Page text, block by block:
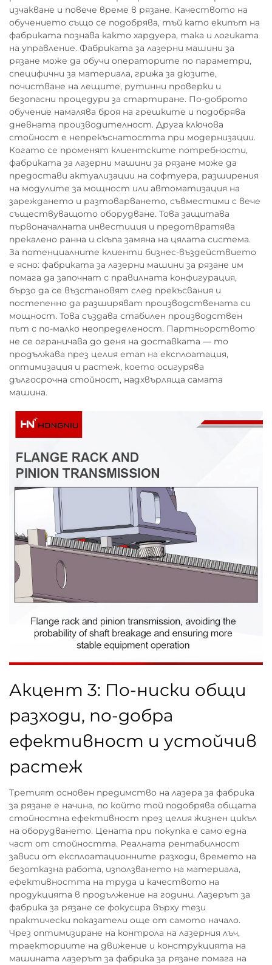
изчакване и повече време в рязане. Качеството на
обучението също се подобрява, тъй като екипът на
фабриката познава както хардуера, така и логиката
на управление. Фабриката за лазерни машини за
рязане може да обучи операторите по параметри,
специфични за материала, грижа за дюзите,
почистване на лещите, рутинни проверки и
безопасни процедури за стартиране. По-доброто
обучение намалява броя на грешките и подобрява
дневната производителност. Друга ключова
стойност е непрекъснатостта при модернизации.
Когато се променят клиентските потребности,
фабриката за лазерни машини за рязане може да
предостави актуализации на софтуера, разширения
на модулите за мощност или автоматизация на
зареждането и разтоварването, съвместими с вече
съществуващото оборудване. Това защитава
първоначалната инвестиция и предотвратява
прекалено ранна и скъпа замяна на цялата система.
За потенциалните клиенти бизнес-въздействието
е ясно: фабриката за лазерни машини за рязане им
помага да започнат с правилната конфигурация,
бързо да се възстановят след прекъсвания и
постепенно да разширяват производствената си
мощност. Това създава стабилен производствен
път с по-малко неопределеност. Партньорството
не се ограничава до деня на доставката — то
продължава през целия етап на експлоатация,
оптимизация и растеж, което осигурява
дългосрочна стойност, надхвърляща самата
машина.
Акцент 3: По-ниски общи
разходи, по-добра
ефективност и устойчив
растеж
Третият основен предимство на лазера за фабрика
за рязане е начина, по който той подобрява общата
стойностна ефективност през целия жизнен цикъл
на оборудването. Цената при покупка е само една
част от стойността. Реалната рентабилност
зависи от експлоатационните разходи, времето на
безотказна работа, използването на материала,
ефективността на труда и качеството на
продукцията в продължение на години. Лазерът за
фабрика за рязане се фокусира върху тези
практически показатели още от самото начало.
Чрез оптимизиране на контрола на лазерния лъч,
траекториите на движение и конструкцията на
машината лазерът за фабрика за рязане помага на